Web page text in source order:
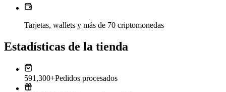
Tarjetas, wallets y más de 70 criptomonedas
Estadísticas de la tienda
591,300+Pedidos procesados